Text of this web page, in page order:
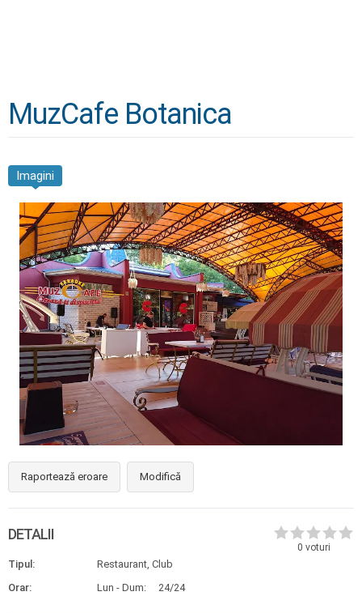
MuzCafe Botanica
Imagini
Raportează eroare Modifică
0 voturi
DETALII
Tipul:
Restaurant, Club
Orar:
Lun - Dum: 24/24